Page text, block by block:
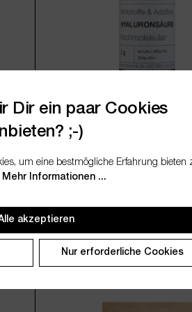
die Schaltflächen um
Wert ein
Inkl.
Produkt Anzahl:
Dir ein paar Cookies
;-)
um eine bestmögliche Erfahrung bieten
Mehr Informationen ...
akzeptieren
Nur erforderliche Cookies